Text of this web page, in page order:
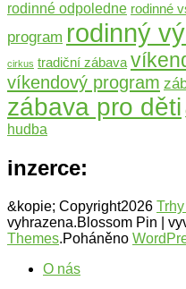
rodinné odpoledne rodinné
program rodinný
cirkus tradiční zábava
víkendový program
zábava pro děti
hudba
inzerce:
&kopie; Copyright2026
vyhrazena.Blossom Pin |
Themes.Poháněno
O nás